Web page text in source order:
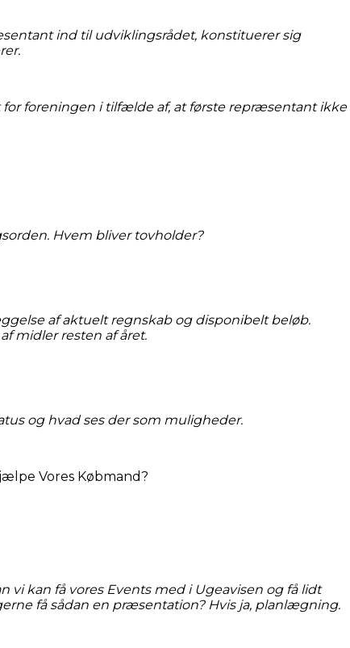
ind til udviklingsrådet, konstituerer sig
foreningen i tilfælde af, at første repræsentant ikke
Hvem bliver tovholder?
af aktuelt regnskab og disponibelt beløb.
midler resten af året.
og hvad ses der som muligheder.
Vores Købmand?
vi kan få vores Events med i Ugeavisen og få lidt
få sådan en præsentation? Hvis ja, planlægning.